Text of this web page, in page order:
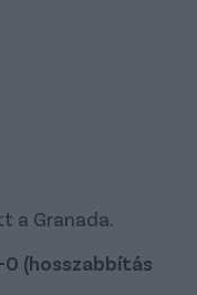
a Granada.
(hosszabbítás